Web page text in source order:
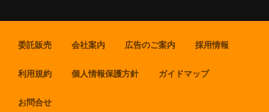
委託販売 会社案内 広告のご案内 採用情報
利用規約 個人情報保護方針 ガイドマップ
お問合せ